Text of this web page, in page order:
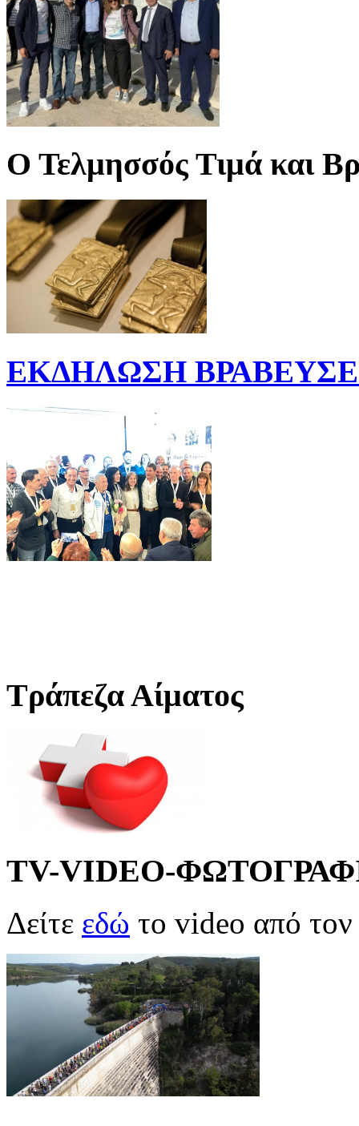
Ο Τελμησσός Τιμά και
ΕΚΔΗΛΩΣΗ
Τράπεζα Αίματος
TV-VIDEO-
Δείτε εδώ το video από